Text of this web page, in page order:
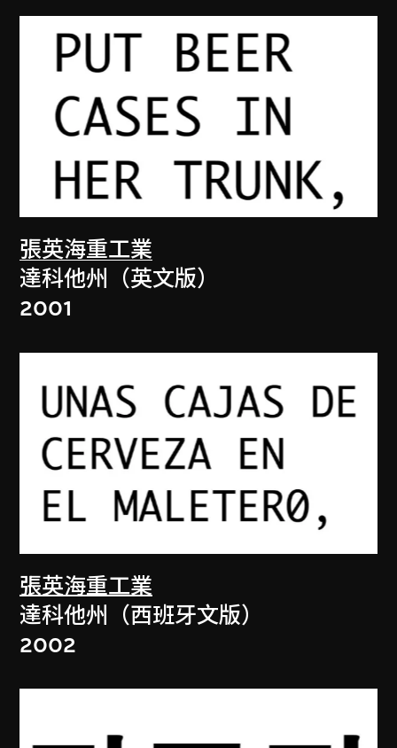
張英海重工業
達科他州（英文版）
2001
張英海重工業
達科他州（西班牙文版）
2002